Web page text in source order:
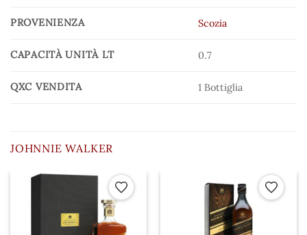
PROVENIENZA Scozia
CAPACITÀ UNITÀ LT 0.7
QXC VENDITA 1 Bottiglia
JOHNNIE WALKER
Aggiungi ai preferiti